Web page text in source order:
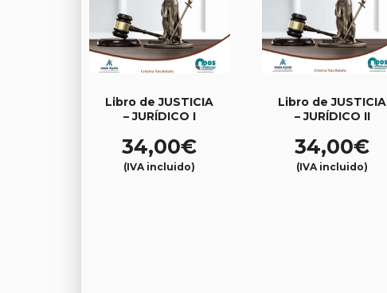
Libro de JUSTICIA
– JURÍDICO I
34,00€
(IVA incluido)
Libro de JUSTICIA
– JURÍDICO II
34,00€
(IVA incluido)